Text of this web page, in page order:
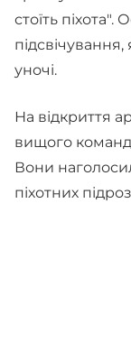
стоїть піхота".
уночі.
На відкриття
вищого
Вони
піхотних